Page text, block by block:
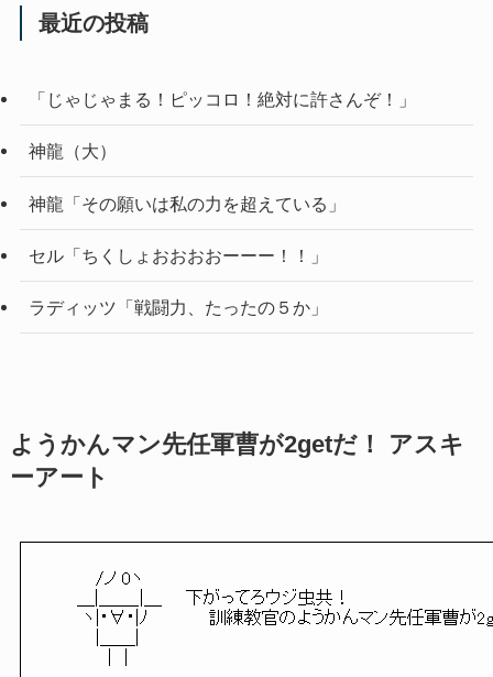
最近の投稿
「じゃじゃまる！ピッコロ！絶対に許さんぞ！」
神龍（大）
神龍「その願いは私の力を超えている」
セル「ちくしょおおおおーーー！！」
ラディッツ「戦闘力、たったの５か」
ようかんマン先任軍曹が2getだ！ アスキ
ーアート
/ノ 0ヽ
＿|＿＿_|＿　　下がってろウジ虫共！
ヽ|・∀・|ﾉ　　　　　訓練教官のようかんマン先任軍曹が